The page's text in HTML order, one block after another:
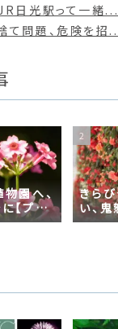
日光駅って一緒...
て問題、危険を招
園へ、
【プチ
きら
い、
もん